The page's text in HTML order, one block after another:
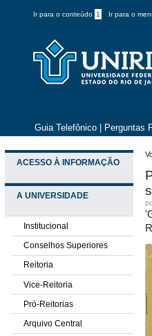
Ir para o conteúdo 1 Ir para o
Guia Telefônico Perguntas
ACESSO À INFORMAÇÃO
A UNIVERSIDADE
Institucional
Conselhos Superiores
Reitoria
Vice-Reitoria
Pró-Reitorias
Arquivo Central